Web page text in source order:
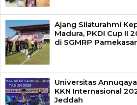
Ajang Silaturahmi
Madura, PKDI Cup II
di SGMRP
Universitas
KKN Internasional
Jeddah